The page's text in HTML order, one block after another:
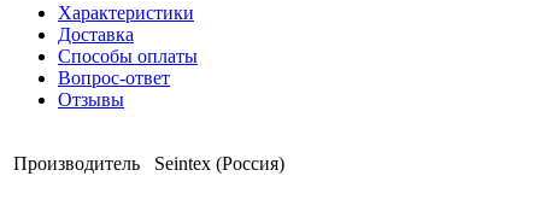
Характеристики
Доставка
Способы оплаты
Вопрос-ответ
Отзывы
Производитель Seintex (Россия)